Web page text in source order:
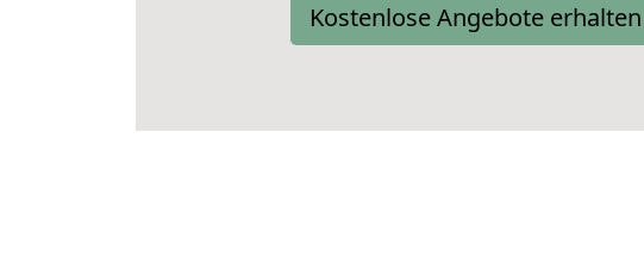
Kostenlose Angebote erhalten